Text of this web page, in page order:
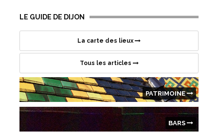
LE GUIDE DE DIJON
La carte des lieux
Tous les articles
PATRIMOINE
BARS